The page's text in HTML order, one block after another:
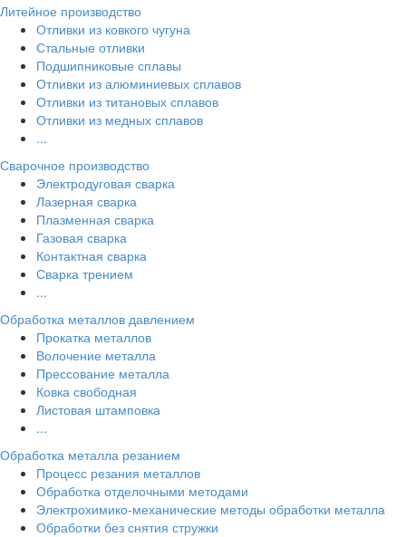
Литейное производство
Отливки из ковкого чугуна
Стальные отливки
Подшипниковые сплавы
Отливки из алюминиевых сплавов
Отливки из титановых сплавов
Отливки из медных сплавов
...
Сварочное производство
Электродуговая сварка
Лазерная сварка
Плазменная сварка
Газовая сварка
Контактная сварка
Сварка трением
...
Обработка металлов давлением
Прокатка металлов
Волочение металла
Прессование металла
Ковка свободная
Листовая штамповка
...
Обработка металла резанием
Процесс резания металлов
Обработка отделочными методами
Электрохимико-механические методы обработки металла
Обработки без снятия стружки